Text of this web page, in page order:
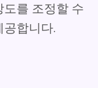
를 조정할 수
합니다.